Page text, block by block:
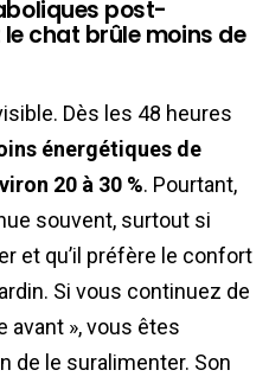
post-
chat brûle moins de
Dès les 48 heures
énergétiques de
20 à 30 %. Pourtant,
souvent, surtout si
et qu’il préfère le confort
Si vous continuez de
avant », vous êtes
de le suralimenter. Son